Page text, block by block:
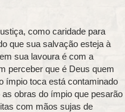
como caridade para
que sua salvação esteja à
sua lavoura é com a
perceber que é Deus quem
ímpio toca está contaminado
obras do ímpio que pesarão
com mãos sujas de